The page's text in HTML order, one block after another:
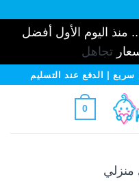
منذ اليوم الأول أفضل
تجاهل
| الدفع عند التسليم
0